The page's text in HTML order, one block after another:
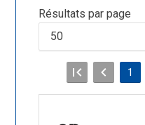
Résultats par page
1